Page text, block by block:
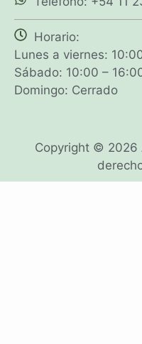
Horario:
Lunes a viernes:
Sábado: 10:00 –
Domingo: Cerrado
Copyright © 2026